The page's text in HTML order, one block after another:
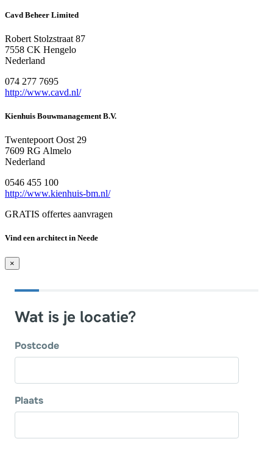
Cavd Beheer Limited
Robert Stolzstraat 87
7558 CK Hengelo
Nederland
074 277 7695
http://www.cavd.nl/
Kienhuis Bouwmanagement B.V.
Twentepoort Oost 29
7609 RG Almelo
Nederland
0546 455 100
http://www.kienhuis-bm.nl/
GRATIS offertes aanvragen
Vind een architect in Neede
×